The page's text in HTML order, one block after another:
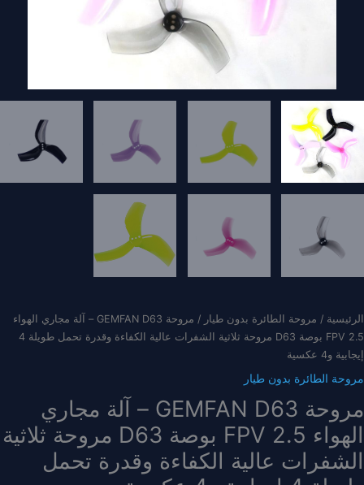
الرئيسية / مروحة الطائرة بدون طيار
/ مروحة GEMFAN D63 – آلة مجاري الهواء
FPV 2.5 بوصة D63 مروحة ثلاثية الشفرات عالية الكفاءة وقدرة تحمل طويلة 4
إيجابية و4 عكسية
مروحة الطائرة بدون طيار
مروحة GEMFAN D63 – آلة مجاري
الهواء FPV 2.5 بوصة D63 مروحة ثلاثية
الشفرات عالية الكفاءة وقدرة تحمل